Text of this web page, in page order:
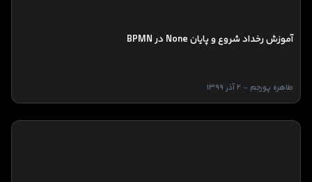
آموزش رخداد شروع و پایان None در BPMN
طاهره پورجم - 2 آذر 1399